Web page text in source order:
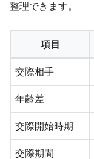
整理できます。
項目
交際相手
年齢差
交際開始時期
交際期間